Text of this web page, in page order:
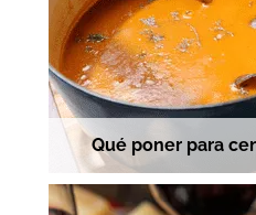
Qué poner para